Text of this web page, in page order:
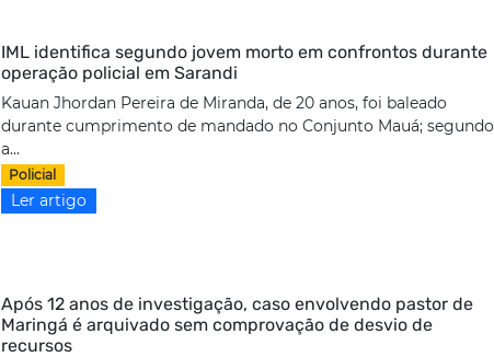
IML identifica segundo jovem morto em confrontos durante
operação policial em Sarandi
Kauan Jhordan Pereira de Miranda, de 20 anos, foi baleado
durante cumprimento de mandado no Conjunto Mauá; segundo
a...
Policial
Ler artigo
Após 12 anos de investigação, caso envolvendo pastor de
Maringá é arquivado sem comprovação de desvio de
recursos